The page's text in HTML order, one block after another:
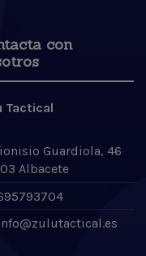
con
Tactical
Guardiola, 46
Albacete